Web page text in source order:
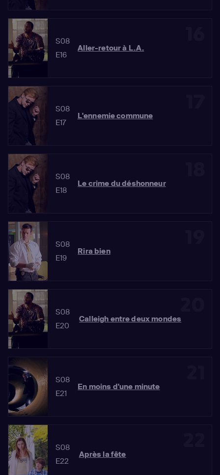
S08
E16
Aller-retour à L.A.
S08
E17
L'ennemie commune
S08
E18
Le crime du déshonneur
S08
E19
Rira bien
S08
E20
Calleigh entre deux mondes
S08
E21
En moins d'une minute
S08
E22
Après la fête